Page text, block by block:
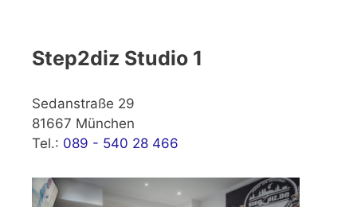
Step2diz Studio 1
Sedanstraße 29
81667 München
Tel.: 089 - 540 28 466